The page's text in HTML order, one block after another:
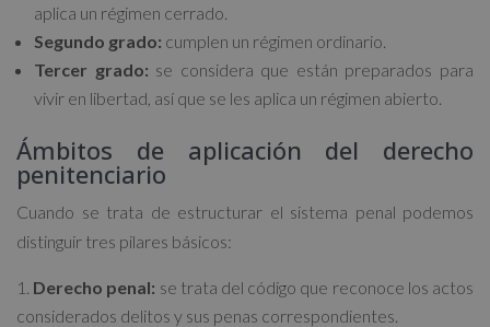
aplica un régimen cerrado.
Segundo grado: cumplen un régimen ordinario.
Tercer grado: se considera que están preparados para
vivir en libertad, así que se les aplica un régimen abierto.
Ámbitos de aplicación del derecho
penitenciario
Cuando se trata de estructurar el sistema penal podemos
distinguir tres pilares básicos:
Derecho penal: se trata del código que reconoce los actos
considerados delitos y sus penas correspondientes.